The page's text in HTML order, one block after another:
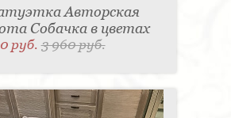
Авторская
Собачка в цветах
руб.3 960 руб.